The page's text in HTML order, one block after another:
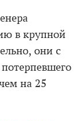
в крупной
они с
на 25